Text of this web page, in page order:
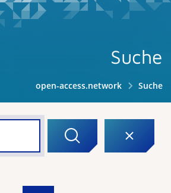
Suche
open-access.network Suche